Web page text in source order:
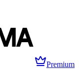
Premium